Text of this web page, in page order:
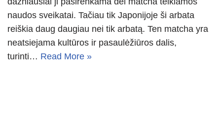
naudos sveikatai. Tačiau tik Japonijoje ši arbata
reiškia daug daugiau nei tik arbatą. Ten matcha yra
neatsiejama kultūros ir pasaulėžiūros dalis,
turinti… Read More »